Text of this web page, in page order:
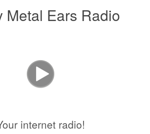
Metal Ears Radio
internet radio!